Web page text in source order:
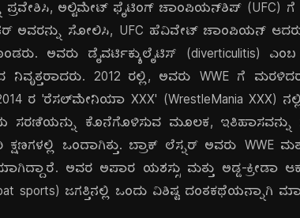
ಪ್ರವೇಶಿಸಿ, ಅಲ್ಟಿಮೇಟ್ ಫೈಟಿಂಗ್ ಚಾಂಪಿಯನ್‌ಶಿಪ್ (UFC)
ಅವರನ್ನು ಸೋಲಿಸಿ, UFC ಹೆವಿವೇಟ್ ಚಾಂಪಿಯನ್
ಅವರು ಡೈವರ್ಟಿಕ್ಯುಲೈಟಿಸ್ (diverticulitis)
2012 ರಲ್ಲಿ, ಅವರು WWE ಗೆ
ರ 'ರೆಸಲ್‌ಮೇನಿಯಾ XXX' (WrestleMania XXX)
ಸರಣಿಯನ್ನು ಕೊನೆಗೊಳಿಸುವ ಮೂಲಕ, ಇತಿಹಾಸವನ್ನು
ಒಂದಾಗಿತ್ತು. ಬ್ರಾಕ್ ಲೆಸ್ನರ್ ಅವರು WWE
ಅವರ ಅಪಾರ ಯಶಸ್ಸು ಮತ್ತು ಅಡ್ಡ-ಕ್ರೀಡಾ
sports) ಜಗತ್ತಿನಲ್ಲಿ ಒಂದು ವಿಶಿಷ್ಟ ದಂತಕಥೆಯನ್ನಾಗಿ